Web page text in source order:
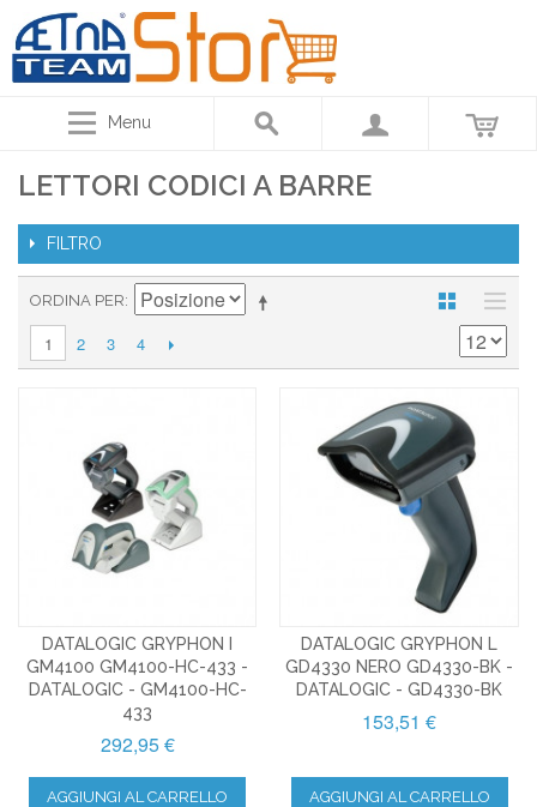
Menu
LETTORI CODICI A BARRE
FILTRO
ORDINA PER
1 2 3 4
DATALOGIC GRYPHON I
GM4100 GM4100-HC-433 -
DATALOGIC - GM4100-HC-
433
292,95 €
AGGIUNGI AL CARRELLO
DATALOGIC GRYPHON L
GD4330 NERO GD4330-BK -
DATALOGIC - GD4330-BK
153,51 €
AGGIUNGI AL CARRELLO